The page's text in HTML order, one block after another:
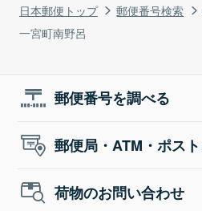
日本郵便トップ 郵便番号検索
一宮町南野呂
郵便番号を調べる
郵便局・ATM・ポス
荷物のお問い合わせ